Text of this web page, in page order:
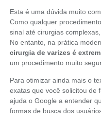
Esta é uma dúvida muito
Como qualquer
sinal até cirurgias
No entanto, na prática
cirurgia de varizes é
um procedimento muito
Para otimizar ainda mais o
exatas que você solicitou de
ajuda o Google a entender
formas de busca dos